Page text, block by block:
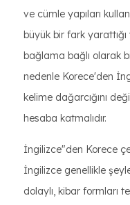
ve cümle yapıları
büyük bir fark yarattığı
bağlama bağlı olarak
nedenle Korece'den
kelime dağarcığını
hesaba katmalıdır.
İngilizce"den Korece
İngilizce genellikle
dolaylı, kibar formları